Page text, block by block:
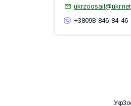
ukrzoosail@ukr.net
+38098-846-84-46